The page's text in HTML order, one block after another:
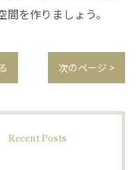
を作りましょう。
次のページ >
Recent Posts